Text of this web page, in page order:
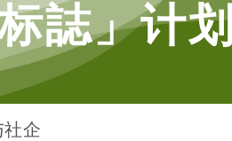
标誌」计
社企